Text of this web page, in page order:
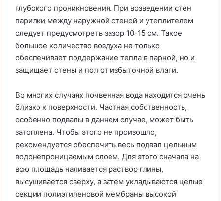
глубокого проникновения. При возведении стен
парилки между наружной стеной и утеплителем
следует предусмотреть зазор 10-15 см. Такое
большое количество воздуха не только
обеспечивает поддержание тепла в парной, но и
защищает стены и пол от избыточной влаги.
Во многих случаях почвенная вода находится очень
близко к поверхности. Частная собственность,
особенно подвалы в данном случае, может быть
затоплена. Чтобы этого не произошло,
рекомендуется обеспечить весь подвал цельным
водонепроницаемым слоем. Для этого сначала на
всю площадь наливается раствор глины,
высушивается сверху, а затем укладываются целые
секции полиэтиленовой мембраны высокой